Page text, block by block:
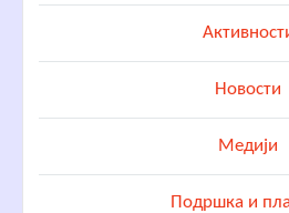
Новости
Медији
Подршка и